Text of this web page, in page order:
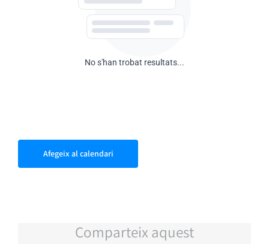
No s'han trobat resultats...
Afegeix al calendari
Comparteix aquest